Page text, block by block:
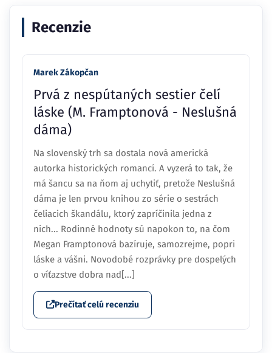
Recenzie
Marek Zákopčan
Prvá z nespútaných sestier čelí
láske (M. Framptonová - Neslušná
dáma)
Na slovenský trh sa dostala nová americká
autorka historických romancí. A vyzerá to tak, že
má šancu sa na ňom aj uchytiť, pretože Neslušná
dáma je len prvou knihou zo série o sestrách
čeliacich škandálu, ktorý zapríčinila jedna z
nich... Rodinné hodnoty sú napokon to, na čom
Megan Framptonová bazíruje, samozrejme, popri
láske a vášni. Novodobé rozprávky pre dospelých
o víťazstve dobra nad[...]
Prečítať celú recenziu